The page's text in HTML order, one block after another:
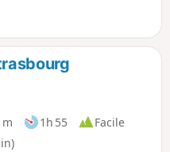
1h 55
Facile